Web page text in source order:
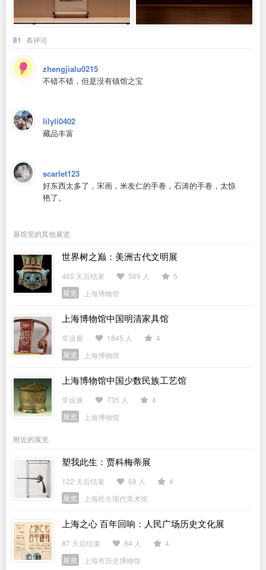
81 条评论
zhengjialu0215
不错不错，但是没有镇馆之宝
lilyli0402
藏品丰富
scarlet123
好东西太多了，宋画，米友仁的手卷，石涛的手卷，太惊
艳了。
展馆里的其他展览
世界树之巅：美洲古代文明展
465 天后结束 509 人
5
展览
上海博物馆
上海博物馆中国明清家具馆
常设展 1845 人
4
展览
上海博物馆
上海博物馆中国少数民族工艺馆
常设展 735 人
4
展览
上海博物馆
附近的展览
塑我此生：贾科梅蒂展
122 天后结束 68 人
4
展览
上海民生现代美术馆
上海之心 百年回响：人民广场历史文化展
87 天后结束 84 人
4
展览
上海市历史博物馆